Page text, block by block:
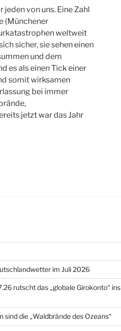
von uns. Eine Zahl
(Münchener
weltweit
sicher, sie sehen einen
und dem
es als einen Tick einer
somit wirksamen
bei immer
jetzt war das Jahr
im Juli 2026
rutscht das „globale Girokonto“ ins
die „Waldbrände des Ozeans“